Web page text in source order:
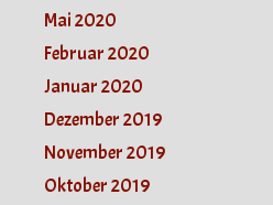
Mai 2020
Februar 2020
Januar 2020
Dezember 2019
November 2019
Oktober 2019